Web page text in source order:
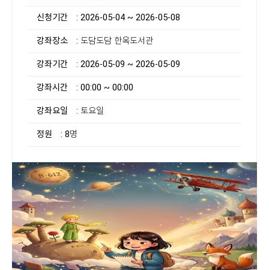
신청기간 : 2026-05-04 ~ 2026-05-08
강좌장소 : 도담도담 한옥도서관
강좌기간 : 2026-05-09 ~ 2026-05-09
강좌시간 : 00:00 ~ 00:00
강좌요일 : 토요일
정원 : 8명